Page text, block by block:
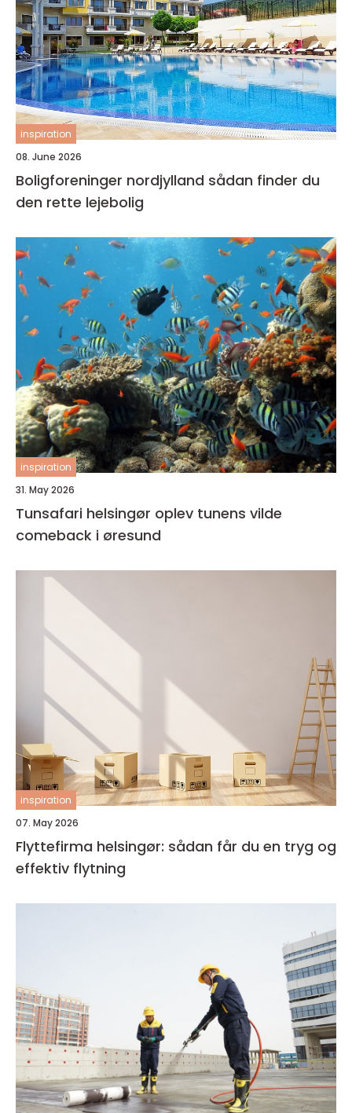
inspiration
08. June 2026
Boligforeninger nordjylland sådan finder du
den rette lejebolig
inspiration
31. May 2026
Tunsafari helsingør oplev tunens vilde
comeback i øresund
inspiration
07. May 2026
Flyttefirma helsingør: sådan får du en tryg og
effektiv flytning